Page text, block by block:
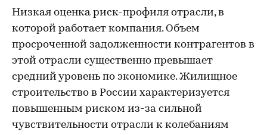
Низкая оценка риск-профиля отрасли, в
которой работает компания. Объем
просроченной задолженности контрагентов в
этой отрасли существенно превышает
средний уровень по экономике. Жилищное
строительство в России характеризуется
повышенным риском из-за сильной
чувствительности отрасли к колебаниям